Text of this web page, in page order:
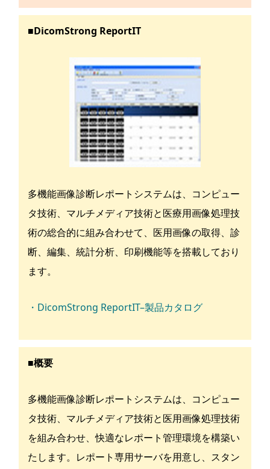
■DicomStrong ReportIT
多機能画像診断レポートシステムは、コンピュー
タ技術、マルチメディア技術と医療用画像処理技
術の総合的に組み合わせて、医用画像の取得、診
断、編集、統計分析、印刷機能等を搭載しており
ます。
・DicomStrong ReportIT–製品カタログ
■概要
多機能画像診断レポートシステムは、コンピュー
タ技術、マルチメディア技術と医用画像処理技術
を組み合わせ、快適なレポート管理環境を構築い
たします。レポート専用サーバを用意し、スタン